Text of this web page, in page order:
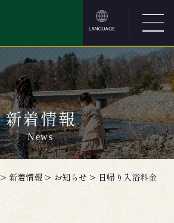
新着情報
News
> 新着情報 > お知らせ > 日帰り入浴料金